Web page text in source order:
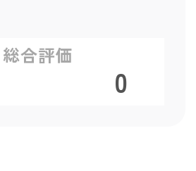
総合評価
0